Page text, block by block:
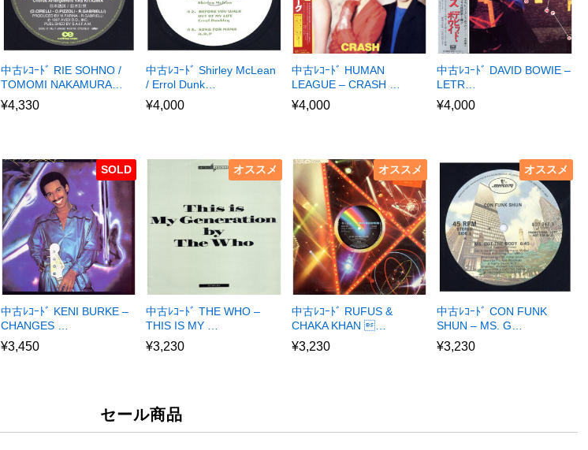
中古ﾚｺｰﾄﾞ RIE SOHNO /
TOMOMI NAKAMURA…
¥4,330
中古ﾚｺｰﾄﾞ Shirley McLean
/ Errol Dunk…
¥4,000
中古ﾚｺｰﾄﾞ HUMAN
LEAGUE – CRASH …
¥4,000
中古ﾚｺｰﾄﾞ DAVID BOWIE –
LETR…
¥4,000
SOLD
中古ﾚｺｰﾄﾞ KENI BURKE –
CHANGES …
¥3,450
オススメ
中古ﾚｺｰﾄﾞ THE WHO –
THIS IS MY …
¥3,230
オススメ
中古ﾚｺｰﾄﾞ RUFUS &
CHAKA KHAN …
¥3,230
オススメ
中古ﾚｺｰﾄﾞ CON FUNK
SHUN – MS. G…
¥3,230
セール商品